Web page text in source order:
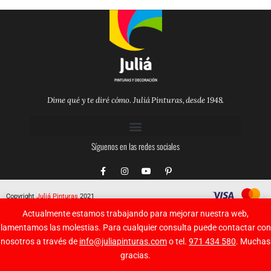
Actualmente estamos trabajando para mejorar nuestra web,
lamentamos las molestias. Para cualquier consulta puede contactar con
nosotros a través de info@juliapinturas.como tel. 971 434 580. Muchas
gracias.
Dime qué y te diré cómo. Juliá Pinturas, desde 1948.
Síguenos en las redes sociales
F
a
b
o
k
f
I
n
a
g
r
a
Y
o
u
e
P
i
e
e
s
-
Copyright Juliá Pinturas 2021